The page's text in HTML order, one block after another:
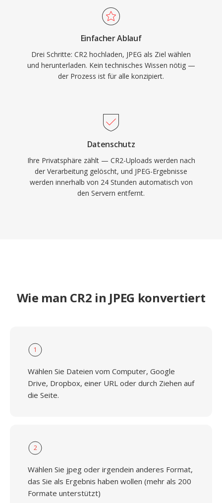
Einfacher Ablauf
Drei Schritte: CR2 hochladen, JPEG als Ziel wählen
und herunterladen. Kein technisches Wissen nötig —
der Prozess ist für alle konzipiert.
Datenschutz
Ihre Privatsphäre zählt — CR2-Uploads werden nach
der Verarbeitung gelöscht, und JPEG-Ergebnisse
werden innerhalb von 24 Stunden automatisch von
den Servern entfernt.
Wie man CR2 in JPEG konvertiert
1
Wählen Sie Dateien vom Computer, Google
Drive, Dropbox, einer URL oder durch Ziehen auf
die Seite.
2
Wählen Sie jpeg oder irgendein anderes Format,
das Sie als Ergebnis haben wollen (mehr als 200
Formate unterstützt)